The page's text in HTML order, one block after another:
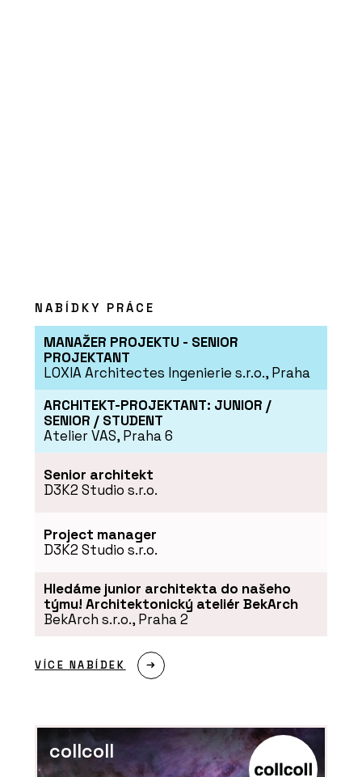
Městský mobiliář - Chytré základy
NABÍDKY PRÁCE
MANAŽER PROJEKTU - SENIOR
PROJEKTANT
LOXIA Architectes Ingenierie s.r.o., Praha
ARCHITEKT-PROJEKTANT: JUNIOR /
SENIOR / STUDENT
Atelier VAS, Praha 6
Senior architekt
D3K2 Studio s.r.o.
Project manager
D3K2 Studio s.r.o.
Hledáme junior architekta do našeho
týmu! Architektonický ateliér BekArch
BekArch s.r.o., Praha 2
VÍCE NABÍDEK
collcoll